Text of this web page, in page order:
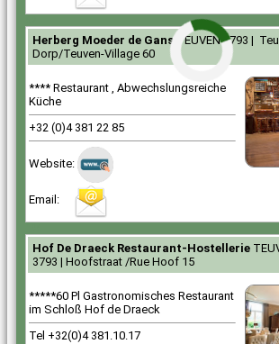
Herberg Moeder de Gans TEUVEN 3793 |
Dorp/Teuven-Village 60
**** Restaurant , Abwechslungsreiche
Küche
+32 (0)4 381 22 85
Website:
Email:
Hof De Draeck Restaurant-Hostellerie
3793 | Hoofstraat /Rue Hoof 15
*****60 Pl Gastronomisches Restaurant
im Schloß Hof de Draeck
Tel +32(0)4 381.10.17